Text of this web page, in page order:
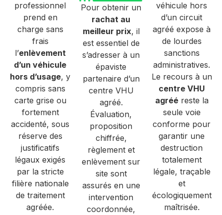
professionnel
prend en
charge sans
frais
l’enlèvement
d’un véhicule
hors d’usage, y
compris sans
carte grise ou
fortement
accidenté, sous
réserve des
justificatifs
légaux exigés
par la stricte
filière nationale
de traitement
agréée.
Pour obtenir un
rachat au
meilleur prix, il
est essentiel de
s’adresser à un
épaviste
partenaire d’un
centre VHU
agréé.
Évaluation,
proposition
chiffrée,
règlement et
enlèvement sur
site sont
assurés en une
intervention
coordonnée,
véhicule hors
d’un circuit
agréé expose à
de lourdes
sanctions
administratives.
Le recours à un
centre VHU
agrééreste la
seule voie
conforme pour
garantir une
destruction
totalement
légale, traçable
et
écologiquement
maîtrisée.